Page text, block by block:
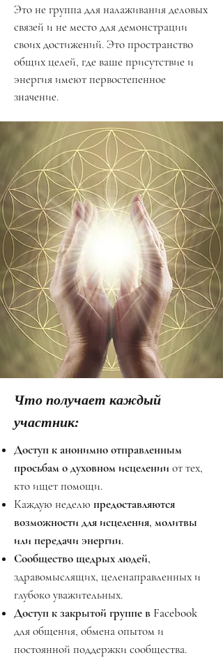
Это не группа для налаживания деловых
связей и не место для демонстрации
своих достижений. Это пространство
общих целей, где ваше присутствие и
энергия имеют первостепенное
значение.
Что получает каждый
участник:
Доступ к анонимно отправленным
просьбам о духовном исцелении от тех,
кто ищет помощи.
Каждую неделю предоставляются
возможности для исцеления, молитвы
или передачи энергии.
Сообщество щедрых людей,
здравомыслящих, целенаправленных и
глубоко уважительных.
Доступ к закрытой группе в Facebook
для общения, обмена опытом и
постоянной поддержки сообщества.